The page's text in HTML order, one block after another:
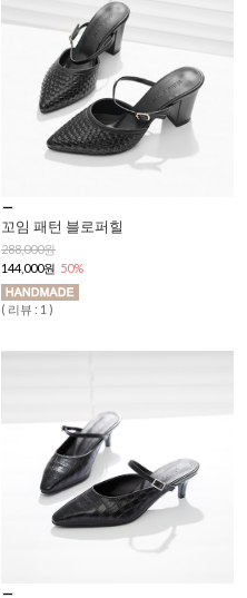
꼬임 패턴 블로퍼힐
288,000원
144,000원 50%
( 리뷰 : 1 )